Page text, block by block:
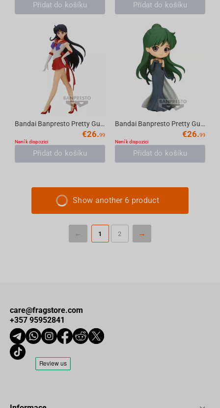
Přidat do košíku Přidat do košíku
Bandai Banpresto Pretty Guardian Sailor Moon Eternal the Movie - Glitter & Glamours -...
€26.99
Není k dispozici
Přidat do košíku
Bandai Banpresto Pretty Guardian Sailor Moon Eternal the Movie - Q posket Princess Pl...
€26.99
Není k dispozici
Přidat do košíku
Show another 6 product
1 2
care@fragstore.com
+357 95952841